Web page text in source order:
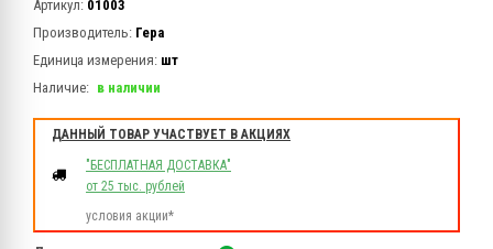
Артикул: 01003
Производитель: Гера
Единица измерения: шт
Наличие: в наличии
ДАННЫЙ ТОВАР УЧАСТВУЕТ В АКЦИЯХ
"БЕСПЛАТНАЯ ДОСТАВКА"
от 25 тыс. рублей
условия акции*